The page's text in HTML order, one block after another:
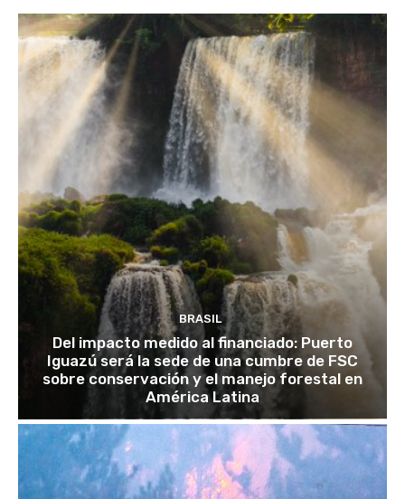
BRASIL
Del impacto medido al financiado: Puerto
Iguazú será la sede de una cumbre de FSC
sobre conservación y el manejo forestal en
América Latina